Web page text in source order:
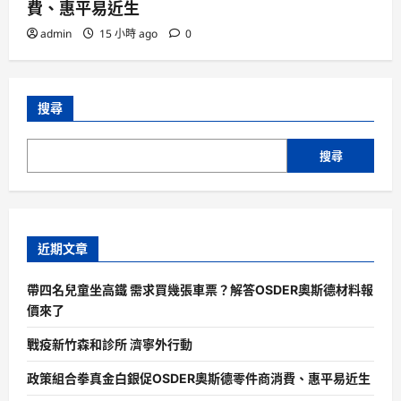
費、惠平易近生
admin 15 小時 ago 0
搜尋
搜尋
近期文章
帶四名兒童坐高鐵 需求買幾張車票？解答OSDER奧斯德材料報
價來了
戰疫新竹森和診所 濟寧外行動
政策組合拳真金白銀促OSDER奧斯德零件商消費、惠平易近生